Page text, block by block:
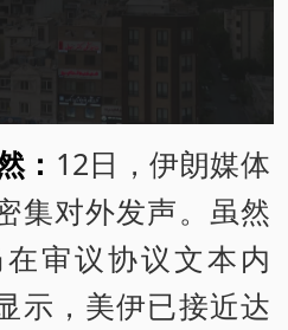
： 12日，伊朗媒体
集对外发声。虽然
审议协议文本内
示，美伊已接近达